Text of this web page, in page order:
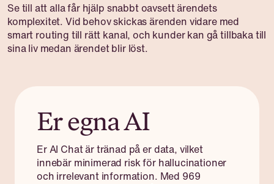
Se till att alla får hjälp snabbt oavsett ärendets
komplexitet. Vid behov skickas ärenden vidare med
smart routing till rätt kanal, och kunder kan gå tillbaka till
sina liv medan ärendet blir löst.
Er egna AI
Er AI Chat är tränad på er data, vilket
innebär minimerad risk för hallucinationer
och irrelevant information. Med 969